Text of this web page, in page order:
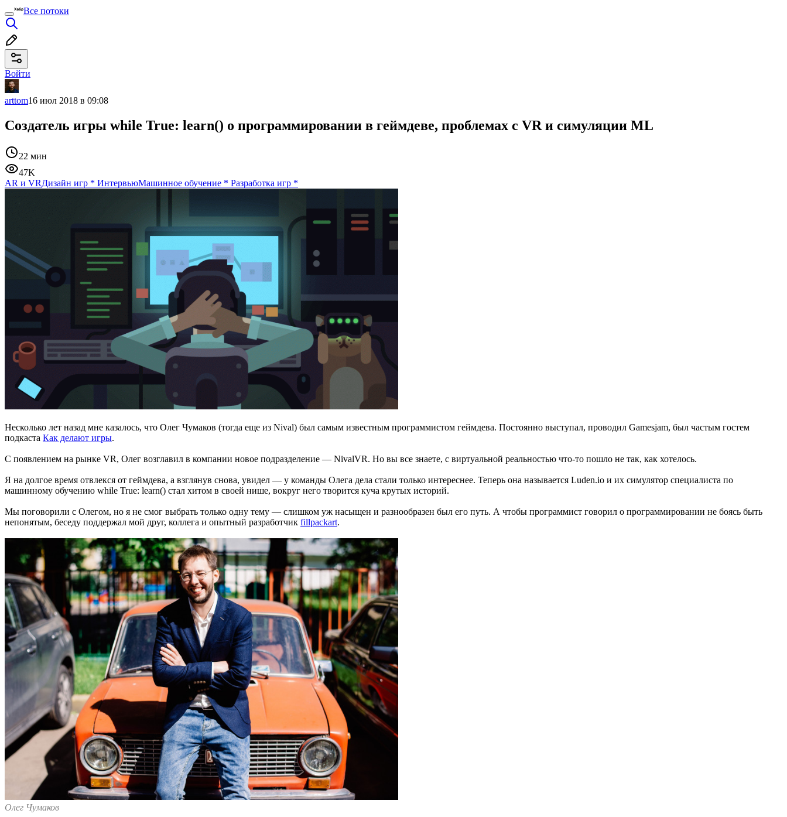
Все потоки
Войти
arttom16 июл 2018 в 09:08
Создатель игры while True: learn() о программировании в геймдеве, проблемах с VR и симуляции ML
22 мин
47K
AR и VRДизайн игр * ИнтервьюМашинное обучение * Разработка игр *
Несколько лет назад мне казалось, что Олег Чумаков (тогда еще из Nival) был самым известным программистом геймдева. Постоянно выступал, проводил Gamesjam, был частым гостем
подкаста Как делают игры.
С появлением на рынке VR, Олег возглавил в компании новое подразделение — NivalVR. Но вы все знаете, с виртуальной реальностью что-то пошло не так, как хотелось.
Я на долгое время отвлекся от геймдева, а взглянув снова, увидел — у команды Олега дела стали только интереснее. Теперь она называется Luden.io и их симулятор специалиста по
машинному обучению while True: learn() стал хитом в своей нише, вокруг него творится куча крутых историй.
Мы поговорили с Олегом, но я не смог выбрать только одну тему — слишком уж насыщен и разнообразен был его путь. А чтобы программист говорил о программировании не боясь быть
непонятым, беседу поддержал мой друг, коллега и опытный разработчик fillpackart.
Олег Чумаков